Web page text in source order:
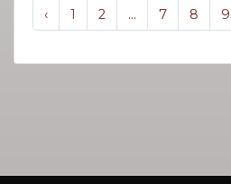
‹ 1 2 ... 7 8 9